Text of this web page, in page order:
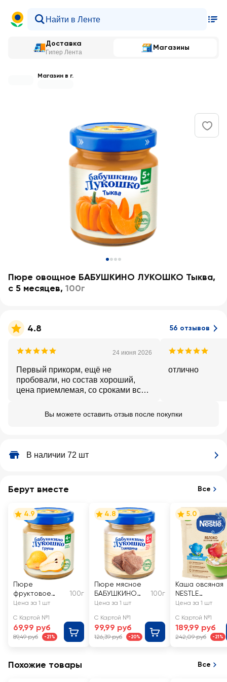
Доставка
Гипер Лента
Магазины
Магазин в г.
Пюре овощное БАБУШКИНО ЛУКОШКО Тыква,
с 5 месяцев, 100г
4.8 56 отзывов
24 июня 2026
Первый прикорм, ещё не
пробовали, но состав хороший,
цена приемлемая, со сроками всё в
отлично
Вы можете оставить отзыв после покупки
В наличии 72 шт
Берут вместе Все
4.9
Пюре
фруктовое
БАБУШКИНО
Груша без
сахара, с 4
месяцев
100г
Цена за 1 шт
С Картой №1
69,99 руб
89,49 руб -21%
4.8
Пюре мясное
БАБУШКИНО
ЛУКОШКО
месяцев
100г
Цена за 1 шт
С Картой №1
99,99 руб
126,39 руб -20%
5.0
Каша овсяная
NESTLE
молочная, с
месяцев
Цена за 1 шт
С Картой №1
189,99 руб
242,09 руб -21%
Похожие товары Все